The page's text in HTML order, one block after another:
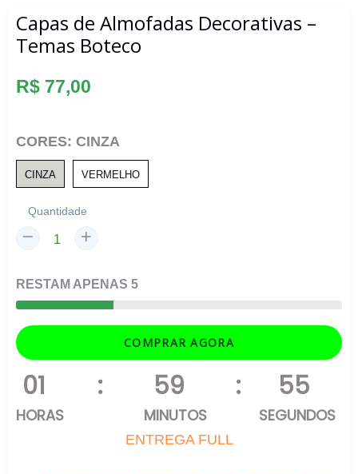
Capas de Almofadas Decorativas –
Temas Boteco
Preço
R$ 77,00
CORES: CINZA
CINZA VERMELHO
Quantidade
RESTAM APENAS 5
COMPRAR AGORA
01 : 59 : 54
HORAS MINUTOS SEGUNDOS
ENTREGA FULL